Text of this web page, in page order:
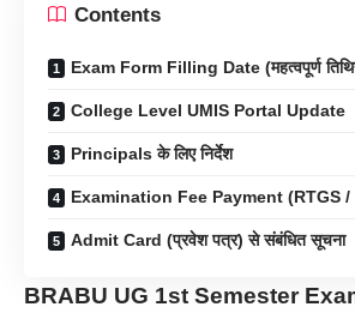
Contents
Exam Form Filling Date (महत्वपूर्ण
College Level UMIS Portal Update
Principals के लिए निर्देश
Examination Fee Payment (RTGS /
Admit Card (प्रवेश पत्र) से संबंधित सूचना
BRABU UG 1st Semester